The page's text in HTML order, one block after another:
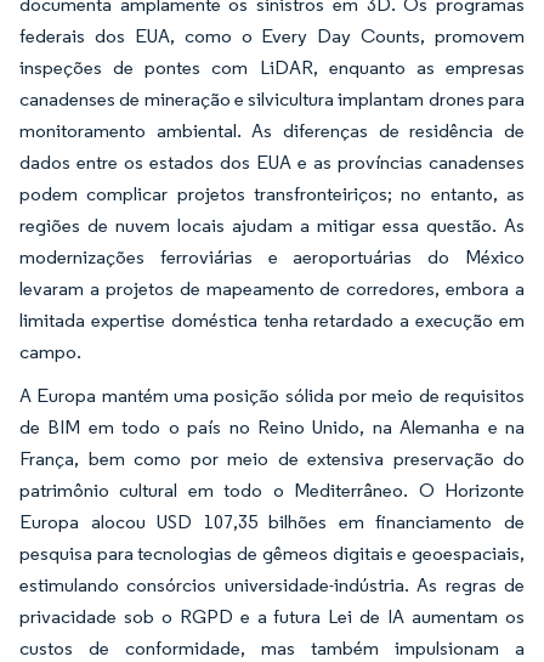
documenta amplamente os sinistros em 3D. Os programas
federais dos EUA, como o Every Day Counts, promovem
inspeções de pontes com LiDAR, enquanto as empresas
canadenses de mineração e silvicultura implantam drones para
monitoramento ambiental. As diferenças de residência de
dados entre os estados dos EUA e as províncias canadenses
podem complicar projetos transfronteiriços; no entanto, as
regiões de nuvem locais ajudam a mitigar essa questão. As
modernizações ferroviárias e aeroportuárias do México
levaram a projetos de mapeamento de corredores, embora a
limitada expertise doméstica tenha retardado a execução em
campo.
A Europa mantém uma posição sólida por meio de requisitos
de BIM em todo o país no Reino Unido, na Alemanha e na
França, bem como por meio de extensiva preservação do
patrimônio cultural em todo o Mediterrâneo. O Horizonte
Europa alocou USD 107,35 bilhões em financiamento de
pesquisa para tecnologias de gêmeos digitais e geoespaciais,
estimulando consórcios universidade-indústria. As regras de
privacidade sob o RGPD e a futura Lei de IA aumentam os
custos de conformidade, mas também impulsionam a